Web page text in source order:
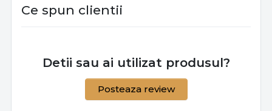
Ce spun clientii
Detii sau ai utilizat produsul?
Posteaza review